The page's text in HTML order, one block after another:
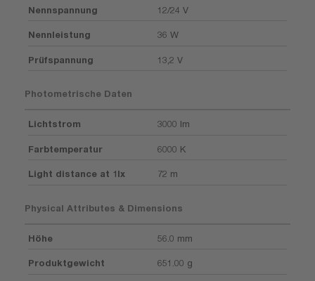
Nennspannung 12/24 V
Nennleistung 36 W
Prüfspannung 13,2 V
Photometrische Daten
Lichtstrom 3000 lm
Farbtemperatur 6000 K
Light distance at 1lx 72 m
Physical Attributes & Dimensions
Höhe 56.0 mm
Produktgewicht 651.00 g